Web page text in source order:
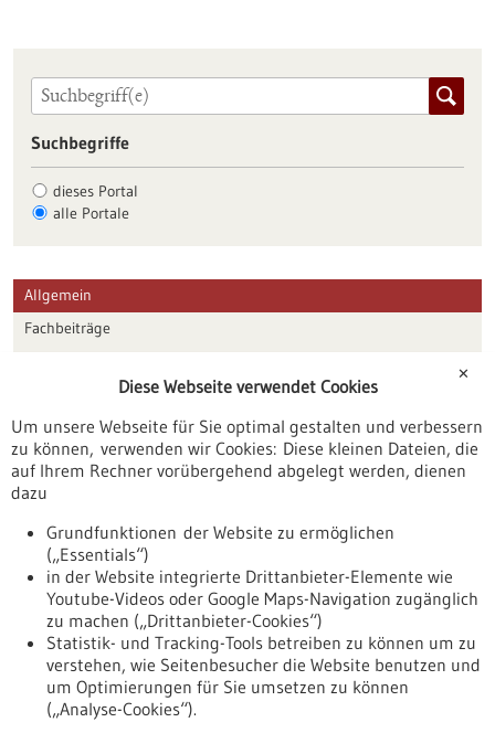
Suchbegriffe
dieses Portal
alle Portale
Allgemein
Fachbeiträge
Veranstaltungen
Erscheinungsdatum
Nach oben
✕
Diese Webseite verwendet Cookies
Um unsere Webseite für Sie optimal gestalten und verbessern
zu können, verwenden wir Cookies: Diese kleinen Dateien, die
auf Ihrem Rechner vorübergehend abgelegt werden, dienen
dazu
Grundfunktionen der Website zu ermöglichen
(„Essentials“)
in der Website integrierte Drittanbieter-Elemente wie
Youtube-Videos oder Google Maps-Navigation zugänglich
zu machen („Drittanbieter-Cookies“)
Statistik- und Tracking-Tools betreiben zu können um zu
verstehen, wie Seitenbesucher die Website benutzen und
um Optimierungen für Sie umsetzen zu können
(„Analyse-Cookies“).